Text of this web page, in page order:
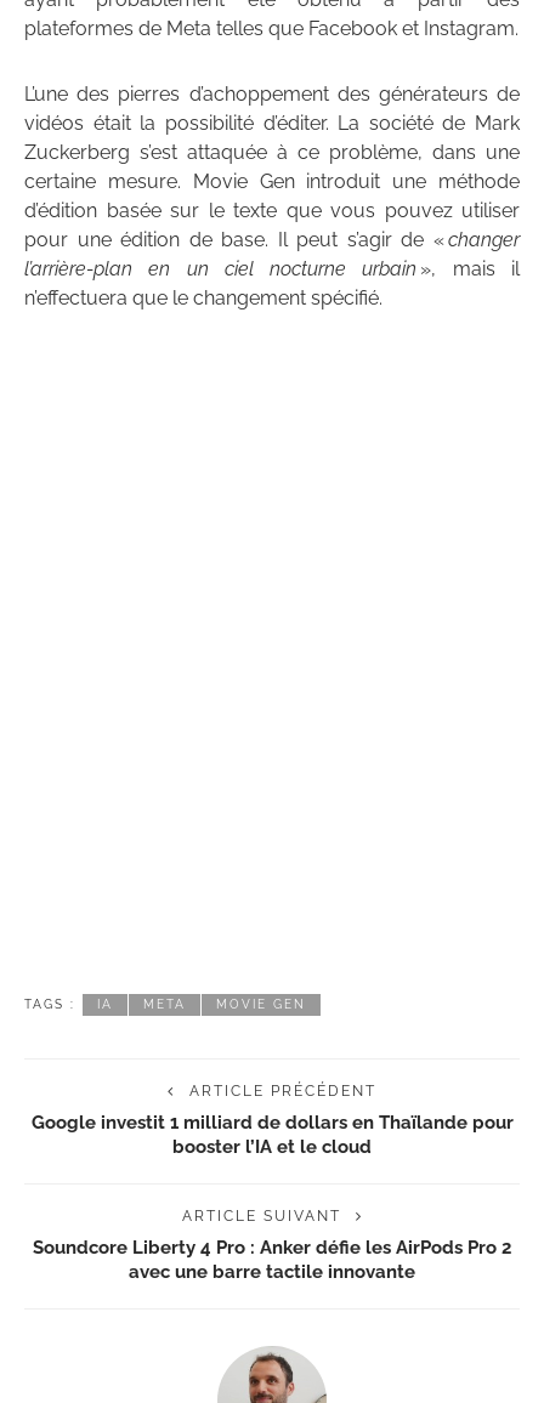
plateformes de Meta telles que Facebook et Instagram.
L’une des pierres d’achoppement des générateurs de
vidéos était la possibilité d’éditer. La société de Mark
Zuckerberg s’est attaquée à ce problème, dans une
certaine mesure. Movie Gen introduit une méthode
d’édition basée sur le texte que vous pouvez utiliser
pour une édition de base. Il peut s’agir de «changer
l’arrière-plan en un ciel nocturne urbain », mais il
n’effectuera que le changement spécifié.
TAGS : IA META MOVIE GEN
ARTICLE PRÉCÉDENT
Google investit 1 milliard de dollars en Thaïlande pour
booster l’IA et le cloud
ARTICLE SUIVANT
Soundcore Liberty 4 Pro : Anker défie les AirPods Pro 2
avec une barre tactile innovante